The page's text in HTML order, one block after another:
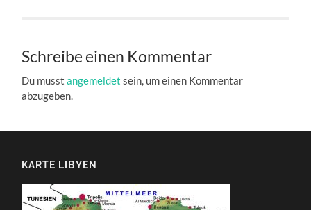
Schreibe einen Kommentar
Du musstangemeldet sein, um einen Kommentar
abzugeben.
KARTE LIBYEN